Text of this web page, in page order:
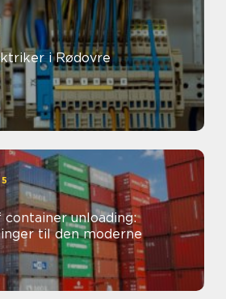
i Rødovre
unloading:
til den moderne